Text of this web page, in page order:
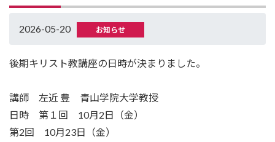
2026-05-20 お知らせ
後期キリスト教講座の日時が決まりました。
講師 左近 豊 青山学院大学教授
日時 第１回 10月2日（金）
第2回 10月23日（金）